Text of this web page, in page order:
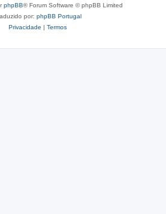
phpBB® Forum Software © phpBB Limited
por: phpBB Portugal
Privacidade | Termos